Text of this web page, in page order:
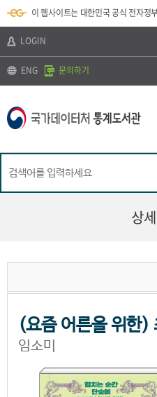
바
로
기
가
기
k
t
)
바
로
기
보
바
가
기
이 웹사이트는 대한민국 공식 전자정
LOGIN
ENG 문의하기
상
(요즘 어른을 위한)
임소미